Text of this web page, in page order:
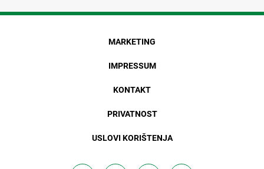
MARKETING
IMPRESSUM
KONTAKT
PRIVATNOST
USLOVI KORIŠTENJA